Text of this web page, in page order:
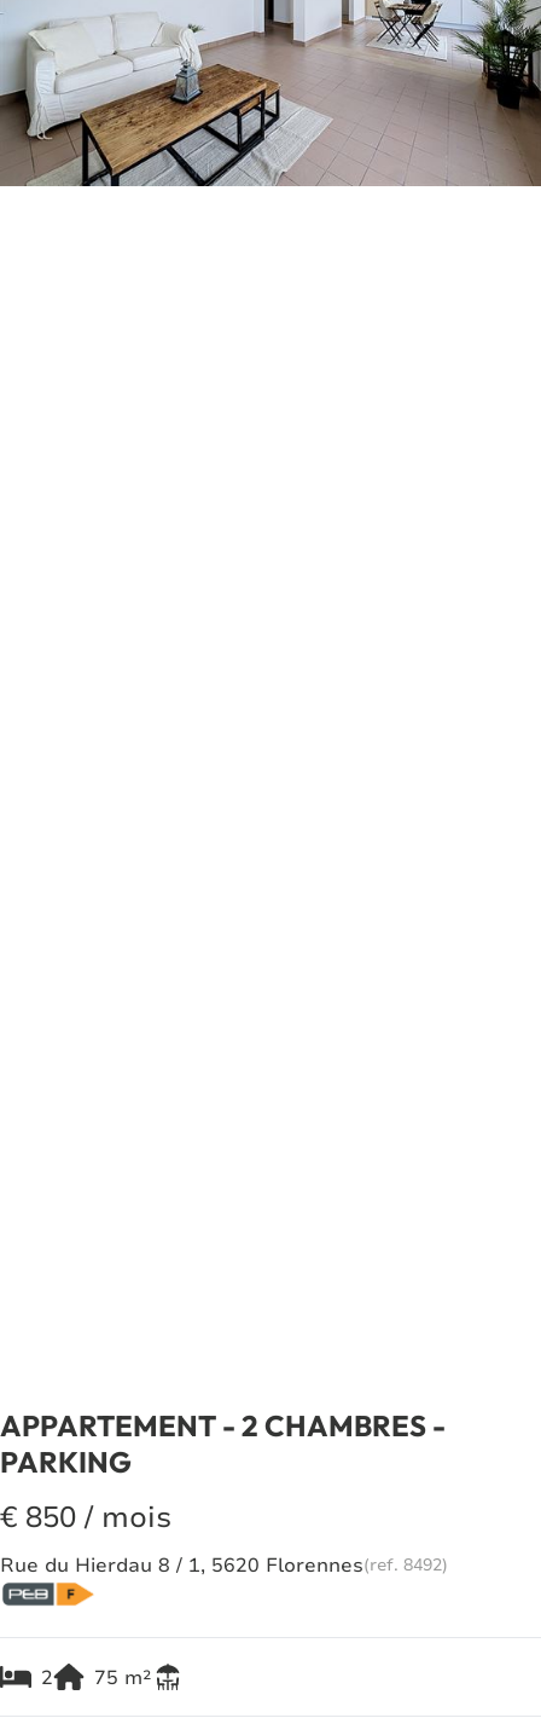
APPARTEMENT - 2 CHAMBRES -
PARKING
€ 850 / mois
Rue du Hierdau 8 / 1, 5620 Florennes(ref. 8492)
2 75 m²